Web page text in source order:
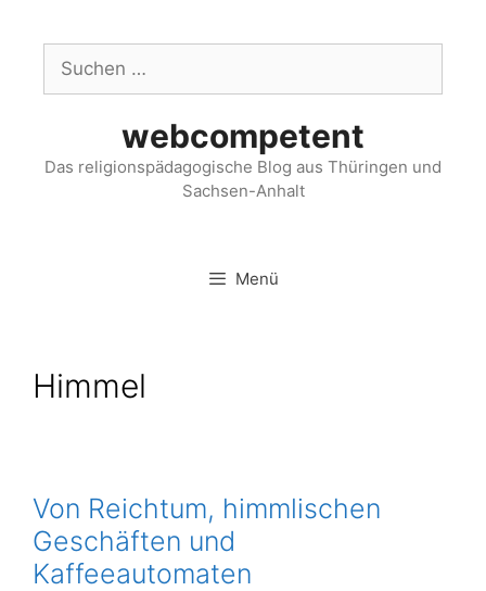
webcompetent
Das religionspädagogische Blog aus Thüringen und
Sachsen-Anhalt
Menü
Himmel
Von Reichtum, himmlischen
Geschäften und
Kaffeeautomaten